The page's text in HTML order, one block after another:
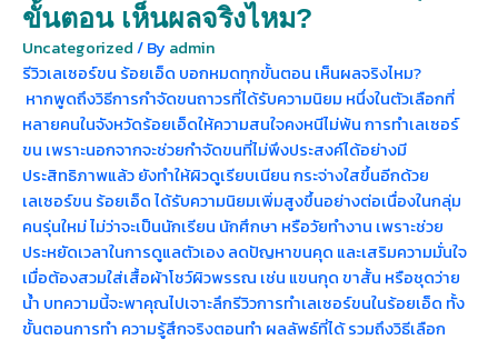
ขั้นตอน เห็นผลจริงไหม?
Uncategorized/ By admin
รีวิวเลเซอร์ขน ร้อยเอ็ด บอกหมดทุกขั้นตอน เห็นผลจริงไหม?
หากพูดถึงวิธีการกำจัดขนถาวรที่ได้รับความนิยม หนึ่งในตัวเลือกที่
หลายคนในจังหวัดร้อยเอ็ดให้ความสนใจคงหนีไม่พ้น การทำเลเซอร์
ขน เพราะนอกจากจะช่วยกำจัดขนที่ไม่พึงประสงค์ได้อย่างมี
ประสิทธิภาพแล้ว ยังทำให้ผิวดูเรียบเนียน กระจ่างใสขึ้นอีกด้วย
เลเซอร์ขน ร้อยเอ็ด ได้รับความนิยมเพิ่มสูงขึ้นอย่างต่อเนื่องในกลุ่ม
คนรุ่นใหม่ ไม่ว่าจะเป็นนักเรียน นักศึกษา หรือวัยทำงาน เพราะช่วย
ประหยัดเวลาในการดูแลตัวเอง ลดปัญหาขนคุด และเสริมความมั่นใจ
เมื่อต้องสวมใส่เสื้อผ้าโชว์ผิวพรรณ เช่น แขนกุด ขาสั้น หรือชุดว่าย
น้ำ บทความนี้จะพาคุณไปเจาะลึกรีวิวการทำเลเซอร์ขนในร้อยเอ็ด ทั้ง
ขั้นตอนการทำ ความรู้สึกจริงตอนทำ ผลลัพธ์ที่ได้ รวมถึงวิธีเลือก